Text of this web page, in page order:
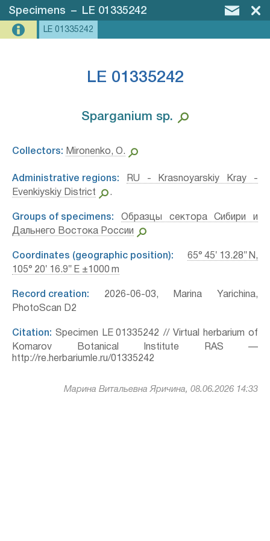
Specimens – LE 01335242
LE 01335242
LE 01335242
Sparganium sp.⁣
Collectors: Mironenko, O.
Administrative regions:
RU - Krasnoyarskiy Kray -
Evenkiyskiy District
.
Groups of specimens:
Образцы сектора Сибири и
Дальнего Востока России
Coordinates (geographic position):
65° 45′ 13.28″ N,
105° 20′ 16.9″ E ±1000 m
Record creation: 2026-06-03, Marina Yarichina,
PhotoScan D2
Citation: Specimen LE 01335242 // Virtual herbarium of
Komarov Botanical Institute RAS —
http://re.herbariumle.ru/01335242
Марина Витальевна Яричина, 08.06.2026 14:33